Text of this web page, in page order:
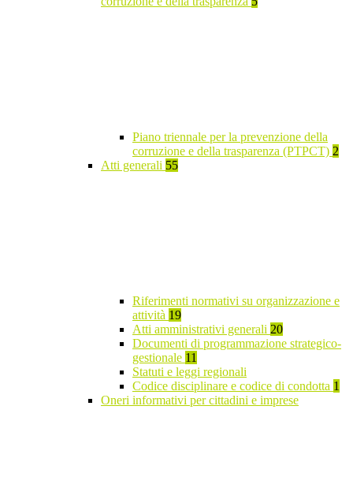
Piano triennale per la prevenzione della
corruzione e della trasparenza (PTPCT) 2
Atti generali 55
Riferimenti normativi su organizzazione e
attività 19
Atti amministrativi generali 20
Documenti di programmazione strategico-
gestionale 11
Statuti e leggi regionali
Codice disciplinare e codice di condotta 1
Oneri informativi per cittadini e imprese